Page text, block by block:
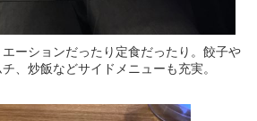
ーションだったり定食だったり。餃子や
、炒飯などサイドメニューも充実。